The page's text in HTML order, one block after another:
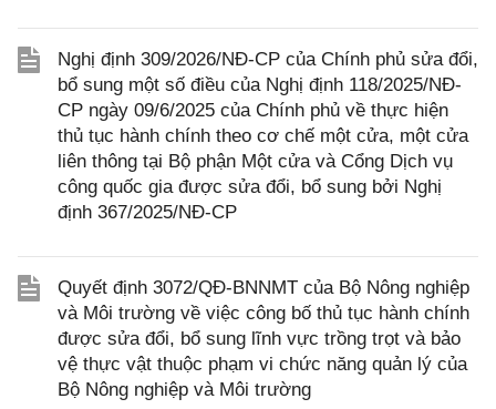
Nghị định 309/2026/NĐ-CP của Chính phủ sửa đổi,
bổ sung một số điều của Nghị định 118/2025/NĐ-
CP ngày 09/6/2025 của Chính phủ về thực hiện
thủ tục hành chính theo cơ chế một cửa, một cửa
liên thông tại Bộ phận Một cửa và Cổng Dịch vụ
công quốc gia được sửa đổi, bổ sung bởi Nghị
định 367/2025/NĐ-CP
Quyết định 3072/QĐ-BNNMT của Bộ Nông nghiệp
và Môi trường về việc công bố thủ tục hành chính
được sửa đổi, bổ sung lĩnh vực trồng trọt và bảo
vệ thực vật thuộc phạm vi chức năng quản lý của
Bộ Nông nghiệp và Môi trường